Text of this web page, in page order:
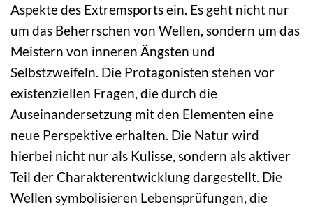
Aspekte des Extremsports ein. Es geht nicht nur
um das Beherrschen von Wellen, sondern um das
Meistern von inneren Ängsten und
Selbstzweifeln. Die Protagonisten stehen vor
existenziellen Fragen, die durch die
Auseinandersetzung mit den Elementen eine
neue Perspektive erhalten. Die Natur wird
hierbei nicht nur als Kulisse, sondern als aktiver
Teil der Charakterentwicklung dargestellt. Die
Wellen symbolisieren Lebensprüfungen, die